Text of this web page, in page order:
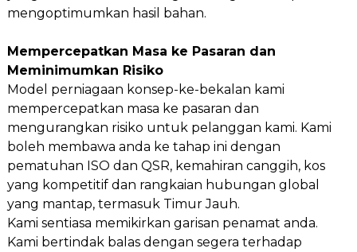
mengoptimumkan hasil bahan.
Mempercepatkan Masa ke Pasaran dan
Meminimumkan Risiko
Model perniagaan konsep-ke-bekalan kami
mempercepatkan masa ke pasaran dan
mengurangkan risiko untuk pelanggan kami. Kami
boleh membawa anda ke tahap ini dengan
pematuhan ISO dan QSR, kemahiran canggih, kos
yang kompetitif dan rangkaian hubungan global
yang mantap, termasuk Timur Jauh.
Kami sentiasa memikirkan garisan penamat anda.
Kami bertindak balas dengan segera terhadap